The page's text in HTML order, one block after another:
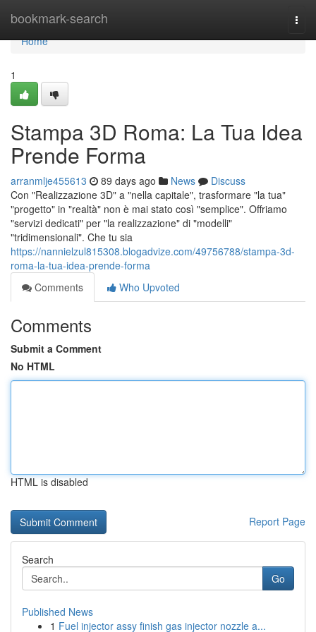
bookmark-search
Home
Home
1
Stampa 3D Roma: La Tua Idea
Prende Forma
arranmlje455613 89 days ago News
Discuss
Con "Realizzazione 3D" a "nella capitale", trasformare "la tua"
"progetto" in "realtà" non è mai stato così "semplice". Offriamo
"servizi dedicati" per "la realizzazione" di "modelli"
"tridimensionali". Che tu sia
https://nannielzul815308.blogadvize.com/49756788/stampa-3d-
roma-la-tua-idea-prende-forma
Comments
Who Upvoted
Comments
Submit a Comment
No HTML
HTML is disabled
Report Page
Search
Go
Published News
1 Fuel injector assy finish gas injector nozzle a...